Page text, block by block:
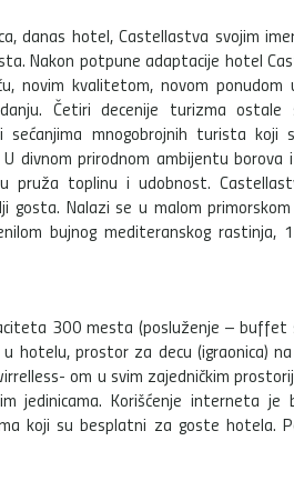
danas hotel, Castellastva svojim
Nakon potpune adaptacije hotel
novim kvalitetom, novom ponudom
Četiri decenije turizma ostale
sećanjima mnogobrojnih turista koji
divnom prirodnom ambijentu borova
pruža toplinu i udobnost.
gosta. Nalazi se u malom
bujnog mediteranskog rastinja,
300 mesta (posluženje –
hotelu, prostor za decu (igraonica)
om u svim zajedničkim
jedinicama. Korišćenje interneta
koji su besplatni za goste